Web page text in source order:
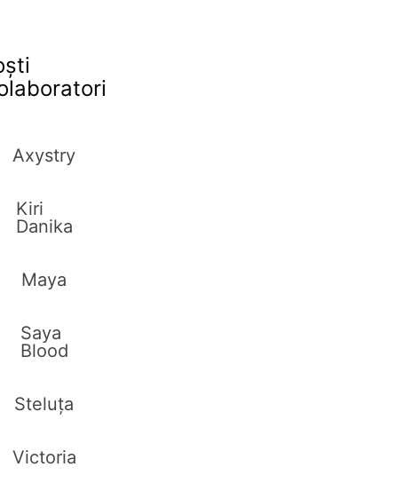
Axystry
Kiri
Danika
Maya
Saya
Blood
Steluța
Victoria